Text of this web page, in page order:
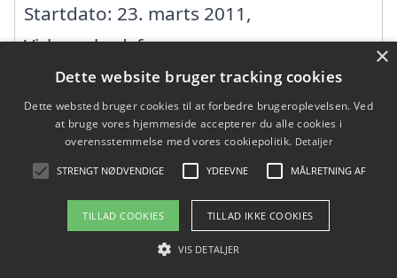
Startdato: 23. marts 2011,
Virksomhedsform:
Enkeltmandsvirksomhed
CVR: 33526547
autocentret fyn ApS
Grønnemosevej 10, 5700 Svendborg
×
Dette website bruger tracking cookies
Dette websted bruger cookies til at forbedre brugeroplevelsen. Ved
at bruge vores hjemmeside accepterer du alle cookies i
overensstemmelse med vores cookiepolitik. Detaljer
STRENGT NØDVENDIGE YDEEVNE MÅLRETNING AF
TILLAD COOKIES TILLAD IKKE COOKIES
VIS DETALJER